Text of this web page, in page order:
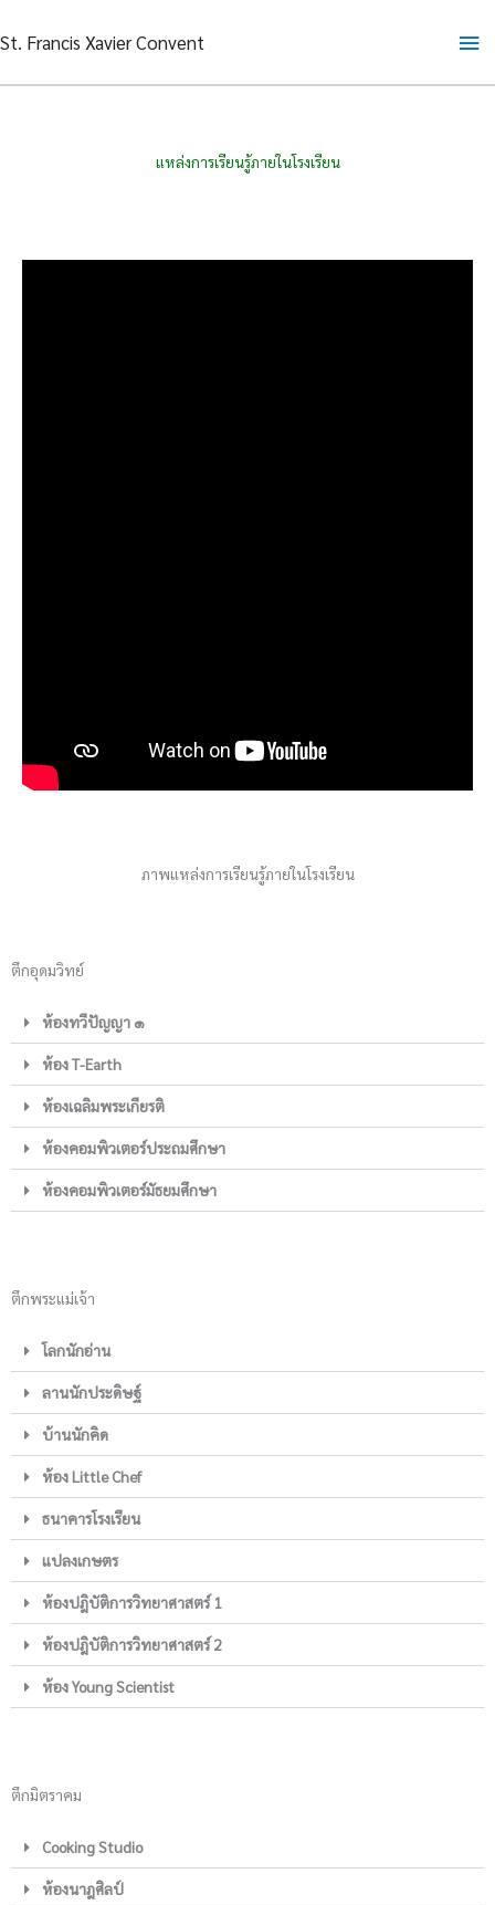
to
St. Francis Xavier Convent
แหล่งการเรียนรู้ภายในโรงเรียน
ภาพแหล่งการเรียนรู้ภายในโรงเรียน
ตึกอุดมวิทย์
ห้องทวีปัญญา ๑
ห้อง T-Earth
ห้องเฉลิมพระเกียรติ
ห้องคอมพิวเตอร์ประถมศึกษา
ห้องคอมพิวเตอร์มัธยมศึกษา
ตึกพระแม่เจ้า
โลกนักอ่าน
ลานนักประดิษฐ์
บ้านนักคิด
ห้อง Little Chef
ธนาคารโรงเรียน
แปลงเกษตร
ห้องปฎิบัติการวิทยาศาสตร์ 1
ห้องปฎิบัติการวิทยาศาสตร์ 2
ห้อง Young Scientist
ตึกมิตราคม
Cooking Studio
ห้องนาฎศิลป์